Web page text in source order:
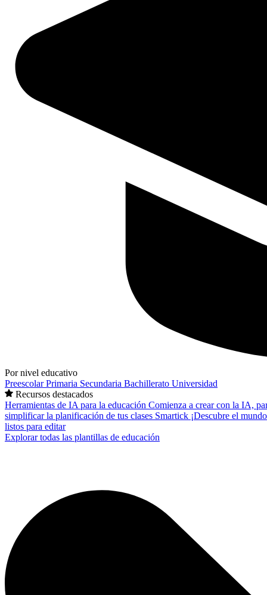
Por nivel educativo
PreescolarPrimaria Secundaria Bachillerato Universidad
Recursos destacados
Herramientas de IA para la educación Comienza a crear con la IA,
simplificar la planificación de tus clases Smartick ¡Descubre el
listos para editar
Explorar todas las plantillas de educación